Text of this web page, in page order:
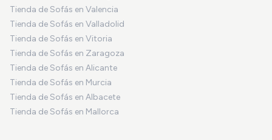
Tienda de Sofás en Valencia
Tienda de Sofás en Valladolid
Tienda de Sofás en Vitoria
Tienda de Sofás en Zaragoza
Tienda de Sofás en Alicante
Tienda de Sofás en Murcia
Tienda de Sofás en Albacete
Tienda de Sofás en Mallorca